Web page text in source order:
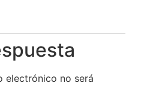
electrónico no será